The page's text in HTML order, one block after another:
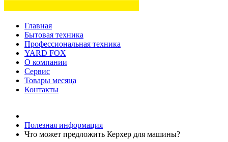
Главная
Бытовая техника
Профессиональная техника
YARD FOX
О компании
Сервис
Товары месяца
Контакты
Полезная информация
Что может предложить Керхер для машины?